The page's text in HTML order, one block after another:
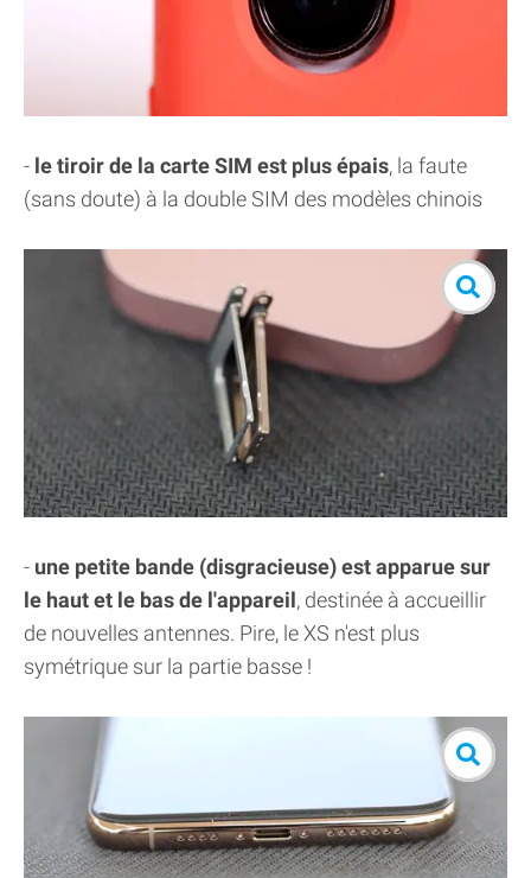
- le tiroir de la carte SIM est plus épais, la faute
(sans doute) à la double SIM des modèles chinois
- une petite bande (disgracieuse) est apparue sur
le haut et le bas de l'appareil, destinée à accueillir
de nouvelles antennes. Pire, le XS n'est plus
symétrique sur la partie basse !